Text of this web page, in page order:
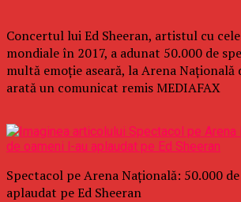
Concertul lui Ed Sheeran, artistul cu
mondiale în 2017, a adunat 50.000 de
multă emoţie aseară, la Arena Naţională
arată un comunicat remis MEDIAFAX
Spectacol pe Arena Naţională: 50.000
aplaudat pe Ed Sheeran